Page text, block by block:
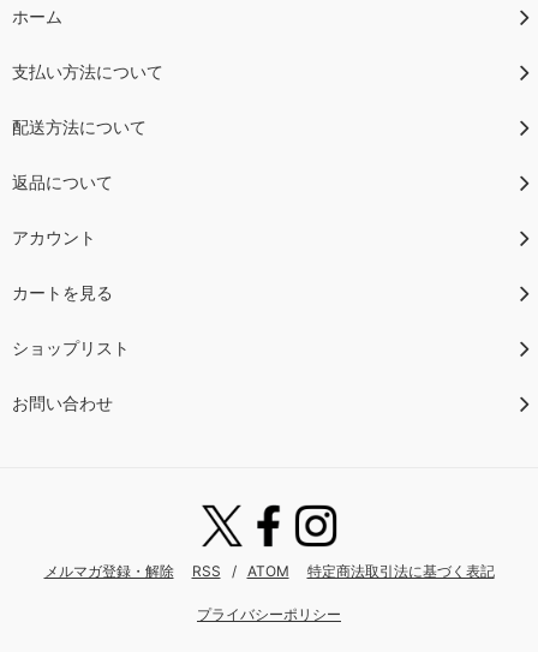
ホーム
支払い方法について
配送方法について
返品について
アカウント
カートを見る
ショップリスト
お問い合わせ
メルマガ登録・解除 RSS / ATOM 特定商法取引法に基づく表記
プライバシーポリシー